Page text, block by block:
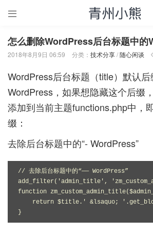

怎么删除WordPress后台标题中
2018年8月9日 06:59 分类： 技术分享/随心闲谈
WordPress后台标题（title）默认
WordPress，如果想隐藏这个后缀
添加到当前主题functions.php中，
缀：
去除后台标题中的“- WordPress”
// 去除后台标题中的“—— WordPress”
add_filter('admin_title',
function
return $title.' &lsaquo;
}